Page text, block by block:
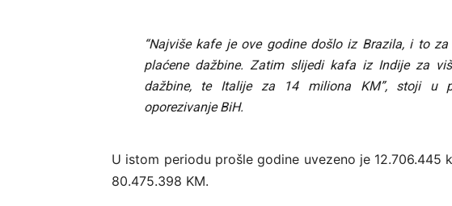
“Najviše kafe je ove godine došlo iz Brazila, i to
plaćene dažbine. Zatim slijedi kafa iz Indije za
dažbine, te Italije za 14 miliona KM”, stoji u
oporezivanje BiH.
U istom periodu prošle godine uvezeno je 12.706.445
80.475.398 KM.